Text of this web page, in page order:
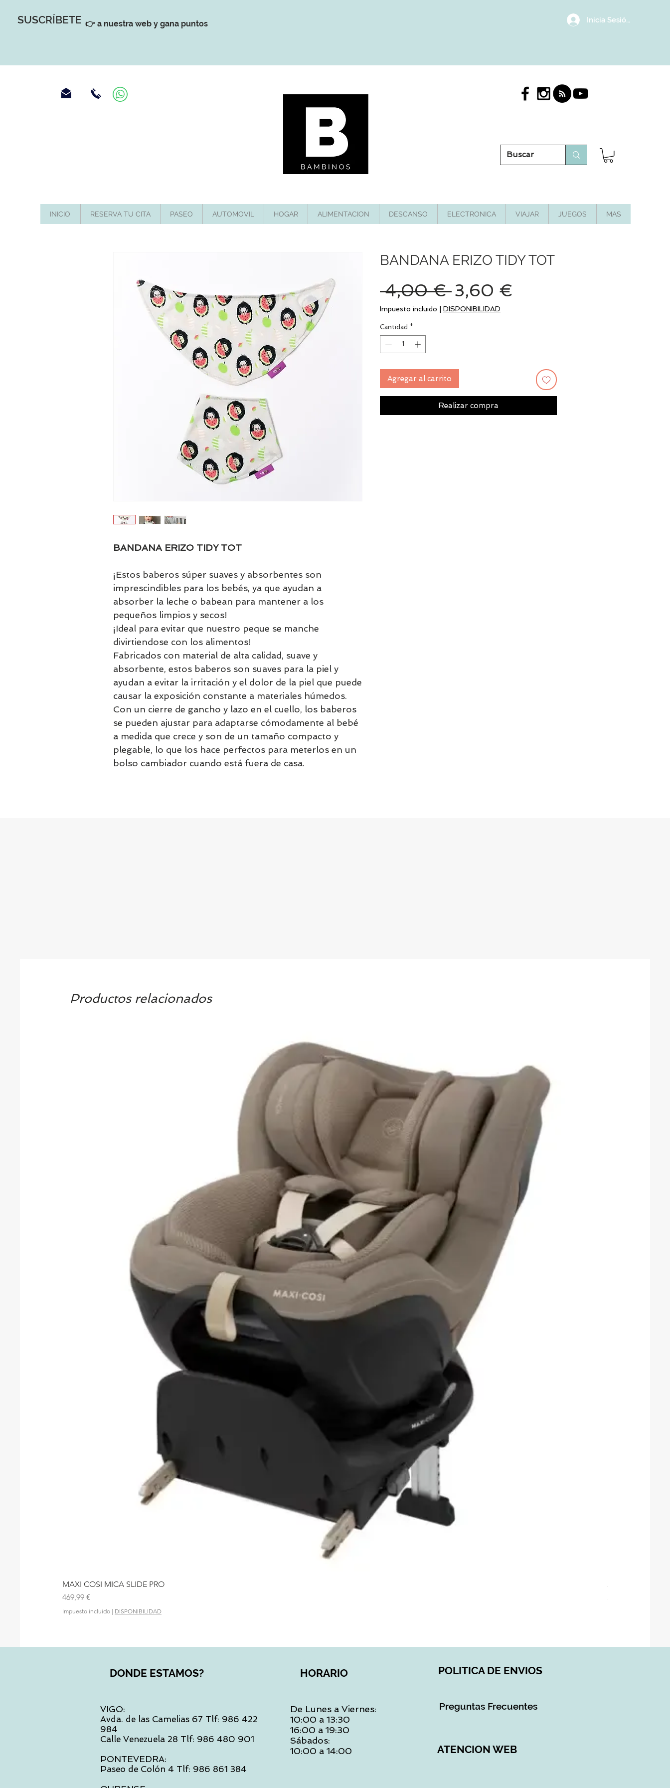
SUSCRÍBETE 👉 a nuestra web y gana puntos Inicia Sesión/
INICIO RESERVA TU CITA PASEO AUTOMOVIL HOGAR ALIMENTACION DESCANSO ELECTRONICA VIAJAR JUEGOS MAS
BANDANA ERIZO TIDY TOT
¡Estos baberos súper suaves y absorbentes son
imprescindibles para los bebés, ya que ayudan a
absorber la leche o babean para mantener a los
pequeños limpios y secos!
¡Ideal para evitar que nuestro peque se manche
divirtiendose con los alimentos!
Fabricados con material de alta calidad, suave y
absorbente, estos baberos son suaves para la piel y
ayudan a evitar la irritación y el dolor de la piel que puede
causar la exposición constante a materiales húmedos.
Con un cierre de gancho y lazo en el cuello, los baberos
se pueden ajustar para adaptarse cómodamente al bebé
a medida que crece y son de un tamaño compacto y
plegable, lo que los hace perfectos para meterlos en un
bolso cambiador cuando está fuera de casa.
BANDANA ERIZO TIDY TOT
4,00 € Precio
3,60 €
Impuesto incluido DISPONIBILIDAD
Cantidad *
Agregar al carrito
Realizar compra
Productos relacionados
MAXI COSI MICA SLIDE PRO
Precio
469,99 €
Impuesto incluido | DISPONIBILIDAD
ASIENTO BAÑO
28,90 €
DONDE ESTAMOS?
VIGO:
Avda. de las Camelias 67 Tlf: 986 422
984
Calle Venezuela 28 Tlf: 986 480 901
PONTEVEDRA:
Paseo de Colón 4 Tlf: 986 861 384
HORARIO POLITICA DE ENVIOS
De Lunes a Viernes:
10:00 a 13:30
16:00 a 19:30
Sábados:
10:00 a 14:00
Preguntas Frecuentes
ATENCION WEB